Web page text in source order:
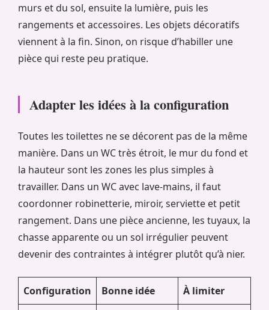
murs et du sol, ensuite la lumière, puis les
rangements et accessoires. Les objets décoratifs
viennent à la fin. Sinon, on risque d’habiller une
pièce qui reste peu pratique.
Adapter les idées à la configuration
Toutes les toilettes ne se décorent pas de la même
manière. Dans un WC très étroit, le mur du fond et
la hauteur sont les zones les plus simples à
travailler. Dans un WC avec lave-mains, il faut
coordonner robinetterie, miroir, serviette et petit
rangement. Dans une pièce ancienne, les tuyaux, la
chasse apparente ou un sol irrégulier peuvent
devenir des contraintes à intégrer plutôt qu’à nier.
Configuration Bonne idée À limiter